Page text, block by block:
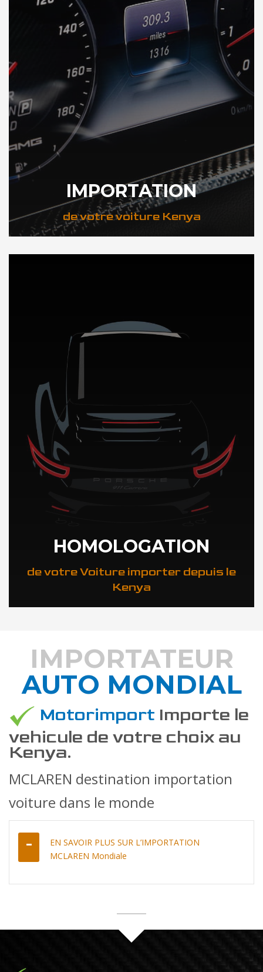
IMPORTATION
de votre voiture Kenya
DÉCOUVREZ NOTRE IMPORTATION AUTO au Kenya
HOMOLOGATION
de votre Voiture importer depuis le
Kenya
DÉCOUVREZ COMMENT
IMPORTATEUR
AUTO MONDIAL
Motorimport Importe le
vehicule de votre choix au
Kenya.
MCLAREN destination importation
voiture dans le monde
EN SAVOIR PLUS SUR L’IMPORTATION
MCLAREN Mondiale